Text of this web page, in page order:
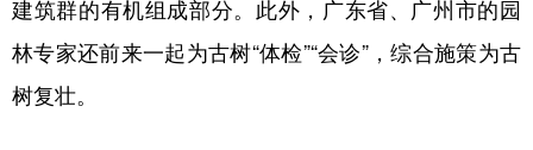
建筑群的有机组成部分。此外，广东省、广州市的园
林专家还前来一起为古树“体检”“会诊”，综合施策为古
树复壮。